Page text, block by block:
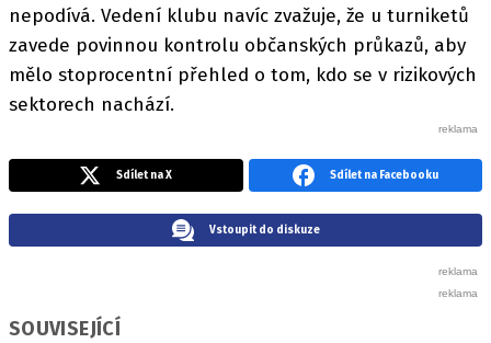
nepodívá. Vedení klubu navíc zvažuje, že u turniketů
zavede povinnou kontrolu občanských průkazů, aby
mělo stoprocentní přehled o tom, kdo se v rizikových
sektorech nachází.
Sdílet na X Sdílet na Facebooku
Vstoupit do diskuze
SOUVISEJÍCÍ